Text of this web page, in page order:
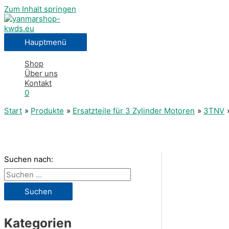
Zum Inhalt springen
Hauptmenü
Shop
Über uns
Kontakt
0
Start
Produkte Ersatzteile für 3 Zylinder Motoren 3TNV
Suchen nach:
Kategorien